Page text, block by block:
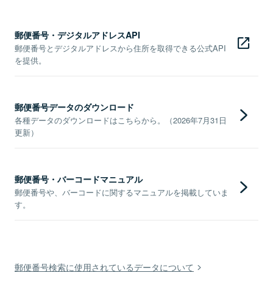
郵便番号・デジタルアドレスAPI
郵便番号とデジタルアドレスから住所を取得できる公式API
を提供。
郵便番号データのダウンロード
各種データのダウンロードはこちらから。（2026年7月31日
更新）
郵便番号・バーコードマニュアル
郵便番号や、バーコードに関するマニュアルを掲載していま
す。
郵便番号検索に使用されているデータについて